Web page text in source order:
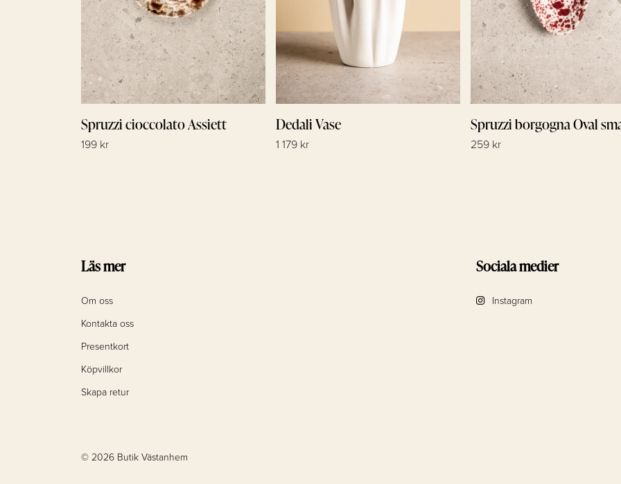
Spruzzi cioccolato Assiett
199 kr
Dedali Vase
1 179 kr
Spruzzi borgogna Oval
259 kr
Läs mer
Om oss
Kontakta oss
Presentkort
Köpvillkor
Skapa retur
Sociala medier
Instagram
© 2026 Butik Västanhem